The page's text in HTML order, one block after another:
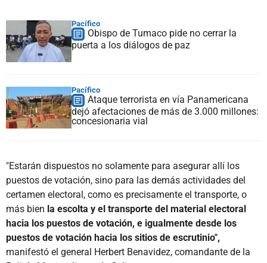
Pacífico
Obispo de Tumaco pide no cerrar la
puerta a los diálogos de paz
Pacífico
Ataque terrorista en vía Panamericana
dejó afectaciones de más de 3.000 millones:
concesionaria vial
"Estarán dispuestos no solamente para asegurar allí los
puestos de votación, sino para las demás actividades del
certamen electoral, como es precisamente el transporte, o
más bien la escolta y el transporte del material electoral
hacia los puestos de votación, e igualmente desde los
puestos de votación hacia los sitios de escrutinio",
manifestó el general Herbert Benavidez, comandante de la